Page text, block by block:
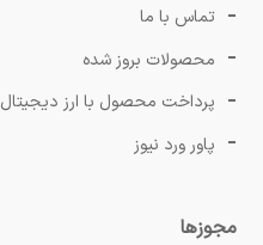
تماس با ما
محصولات بروز شده
پرداخت محصول با ارز دیجیتال
پاور ورد نیوز
مجوزها